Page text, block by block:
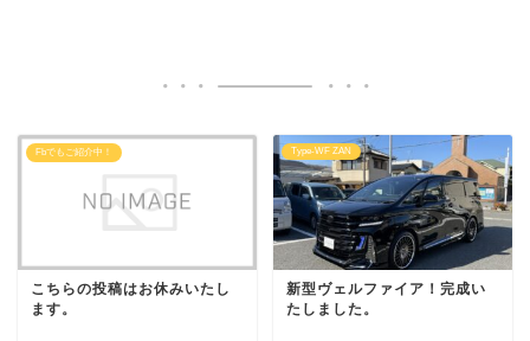
Fbでもご紹介中！
こちらの投稿はお休みいたし
ます。
Type-WF ZAN
新型ヴェルファイア！完成い
たしました。